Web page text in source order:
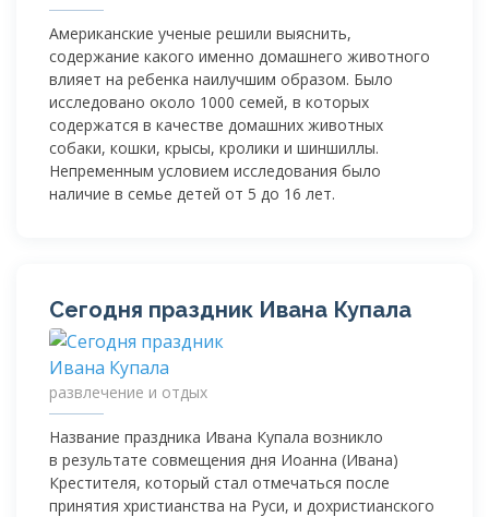
Американские ученые решили выяснить,
содержание какого именно домашнего животного
влияет на ребенка наилучшим образом. Было
исследовано около 1000 семей, в которых
содержатся в качестве домашних животных
собаки, кошки, крысы, кролики и шиншиллы.
Непременным условием исследования было
наличие в семье детей от 5 до 16 лет.
Сегодня праздник Ивана Купала
развлечение и отдых
Название праздника Ивана Купала возникло
в результате совмещения дня Иоанна (Ивана)
Крестителя, который стал отмечаться после
принятия христианства на Руси, и дохристианского